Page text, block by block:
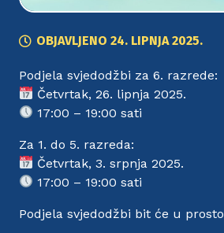
OBJAVLJENO24. LIPNJA 2025.
Podjela svjedodžbi za 6. razrede:
Četvrtak, 26. lipnja 2025.
17:00 – 19:00 sati
Za 1. do 5. razreda:
Četvrtak, 3. srpnja 2025.
17:00 – 19:00 sati
Podjela svjedodžbi bit će u